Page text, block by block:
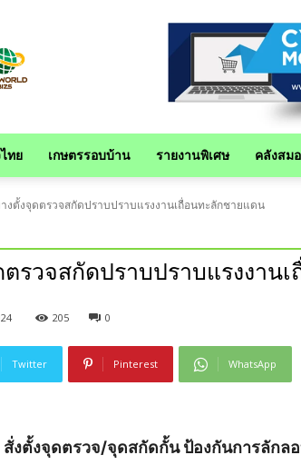
ทย เกษตรรอบบ้าน รายงานพิเศษ คลังสม
งตั้งจุดตรวจสกัดปราบปราบแรงงานเถื่อนทะลักชายแดน
ตรวจสกัดปราบปราบแรงงาน
205 0
Twitter Pinterest WhatsApp
สั่งตั้งจุดตรวจ/จุดสกัดกั้น ป้องกันการลักล